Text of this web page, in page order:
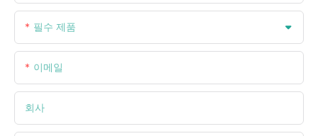
필수 제품
이메일
회사